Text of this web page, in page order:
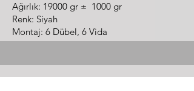
Ağırlık: 19000 gr ± 1000 gr
Renk: Siyah
Montaj: 6 Dübel, 6 Vida